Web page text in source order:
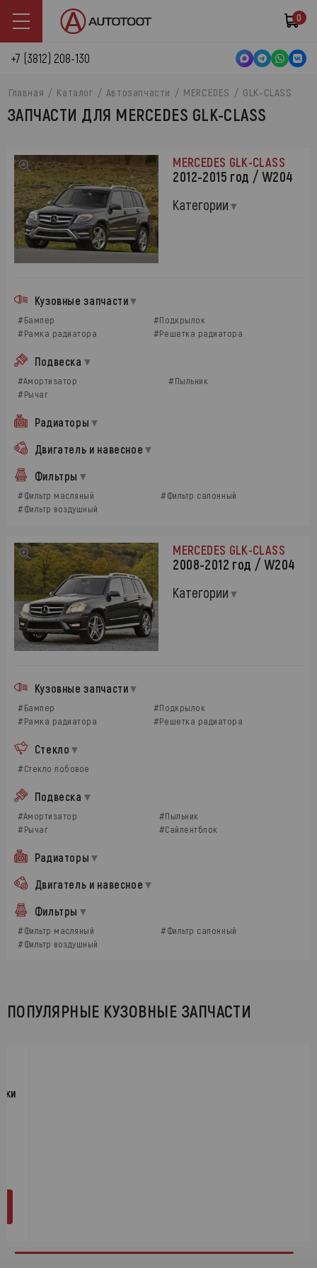
0
+7 (3812) 208-130
Главная Каталог Автозапчасти MERCEDES GLK-CLASS
ЗАПЧАСТИ ДЛЯ MERCEDES GLK-CLASS
MERCEDES GLK-CLASS
2012-2015 год / W204
Категории
Кузовные запчасти
#Бампер
#Подкрылок
#Рамка радиатора
#Решетка радиатора
Подвеска
#Амортизатор
#Пыльник
#Рычаг
Радиаторы
Двигатель и навесное
Фильтры
#Фильтр масляный
#Фильтр салонный
#Фильтр воздушный
MERCEDES GLK-CLASS
2008-2012 год / W204
Категории
Кузовные запчасти
#Бампер
#Подкрылок
#Рамка радиатора
#Решетка радиатора
Стекло
#Стекло лобовое
Подвеска
#Амортизатор
#Пыльник
#Рычаг
#Сайлентблок
Радиаторы
Двигатель и навесное
Фильтры
#Фильтр масляный
#Фильтр салонный
#Фильтр воздушный
ПОПУЛЯРНЫЕ КУЗОВНЫЕ ЗАПЧАСТИ